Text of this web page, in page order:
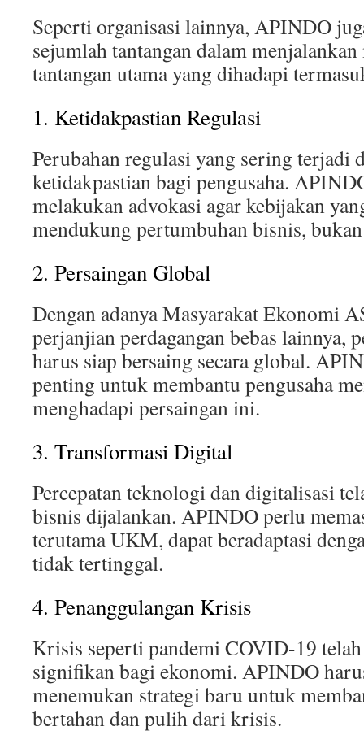
Seperti organisasi lainnya, APINDO
sejumlah tantangan dalam
tantangan utama yang dihadapi
1. Ketidakpastian Regulasi
Perubahan regulasi yang sering terjadi
ketidakpastian bagi pengusaha.
melakukan advokasi agar kebijakan
mendukung pertumbuhan bisnis,
2. Persaingan Global
Dengan adanya Masyarakat Ekonomi
perjanjian perdagangan bebas lainnya,
harus siap bersaing secara global.
penting untuk membantu pengusaha
menghadapi persaingan ini.
3. Transformasi Digital
Percepatan teknologi dan digitalisasi
bisnis dijalankan. APINDO perlu
terutama UKM, dapat beradaptasi
tidak tertinggal.
4. Penanggulangan Krisis
Krisis seperti pandemi COVID-19
signifikan bagi ekonomi. APINDO
menemukan strategi baru untuk
bertahan dan pulih dari krisis.